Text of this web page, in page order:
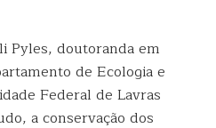
Pyles, doutoranda em
de Ecologia e
Federal de Lavras
a conservação dos